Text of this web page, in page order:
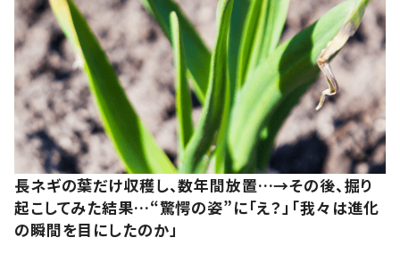
長ネギの葉だけ収穫し、数年間放置…→その後、掘り
起こしてみた結果…“驚愕の姿”に「え？」「我々は進化
の瞬間を目にしたのか」